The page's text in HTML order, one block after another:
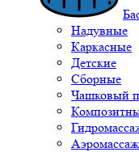
Надувные
Каркасные
Детские
Сборные
Чашковый